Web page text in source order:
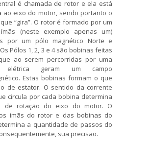
é chamada de rotor e ela está
ao eixo do motor, sendo portanto o
“gira”. O rotor é formado por um
(neste exemplo apenas um)
por um pólo magnético Norte e
Pólos 1, 2, 3 e 4 são bobinas feitas
ao serem percorridas por uma
elétrica geram um campo
Estas bobinas formam o que
de estator. O sentido da corrente
circula por cada bobina determina
de rotação do eixo do motor. O
imãs do rotor e das bobinas do
a quantidade de passos do
sua precisão.